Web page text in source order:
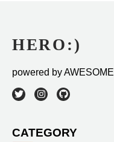
powered by AWESOME
CATEGORY